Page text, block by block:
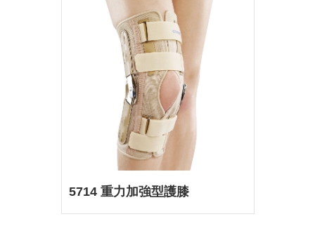
5714 重力加強型護膝